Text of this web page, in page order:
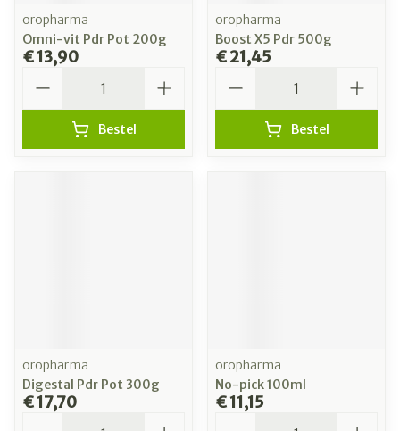
oropharma
Omni-vit Pdr Pot 200g
€ 13,90
Bestel
oropharma
Boost X5 Pdr 500g
€ 21,45
Bestel
oropharma
Digestal Pdr Pot 300g
€ 17,70
oropharma
No-pick 100ml
€ 11,15